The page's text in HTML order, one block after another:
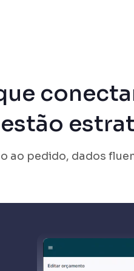
ao pedido, dados